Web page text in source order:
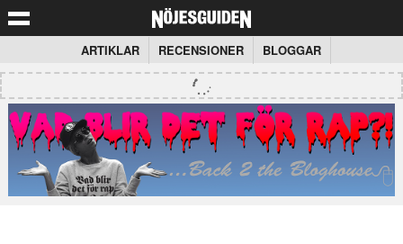
ARTIKLAR RECENSIONER BLOGGAR